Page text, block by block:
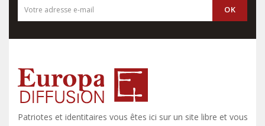
Patriotes et identitaires vous êtes ici sur un site libre et vous y